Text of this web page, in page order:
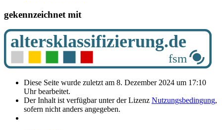
gekennzeichnet mit
Diese Seite wurde zuletzt am 8. Dezember 2024 um 17:10
Uhr bearbeitet.
Der Inhalt ist verfügbar unter der Lizenz Nutzungsbedingung,
sofern nicht anders angegeben.